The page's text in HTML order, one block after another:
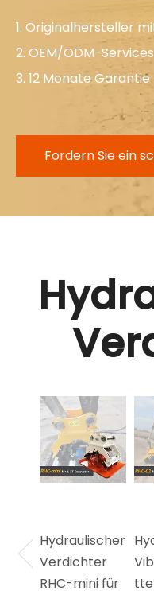
1. Originalhersteller
2. OEM/ODM-Services
3. 12 Monate Garantie
Fordern Sie ein
Hydraulischer
Verdichter
RHC-mini für